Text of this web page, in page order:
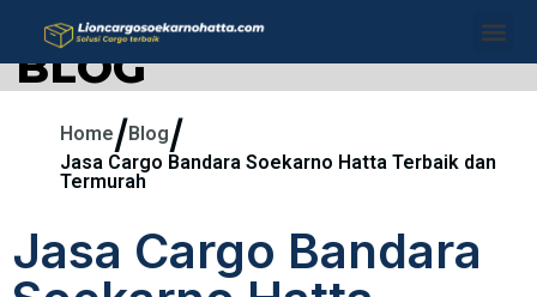
BLOG
Home/Blog/
Jasa Cargo Bandara Soekarno Hatta Terbaik dan
Termurah
Jasa Cargo Bandara